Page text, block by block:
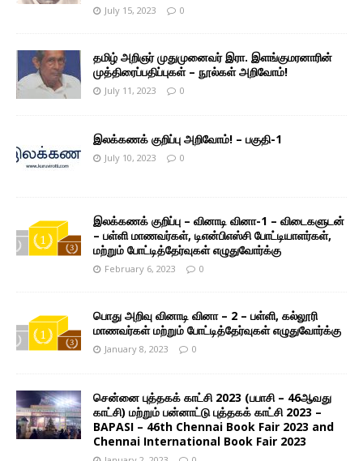
July 15, 2023 0
தமிழ் அறிஞர் முதுமுனைவர் இரா. இளங்குமரனாரின்
முத்திரைப்பதிப்புகள் – நூல்கள் அறிவோம்!
July 11, 2023 0
இலக்கணக் குறிப்பு அறிவோம்! – பகுதி-1
July 10, 2023 0
இலக்கணக் குறிப்பு – வினாடி வினா-1 – விடைகளுடன்
– பள்ளி மாணவர்கள், டிஎன்பிஎஸ்சி போட்டியாளர்கள்,
மற்றும் போட்டித்தேர்வுகள் எழுதுவோர்க்கு
February 6, 2023 0
பொது அறிவு வினாடி வினா – 2 – பள்ளி, கல்லூரி
மாணவர்கள் மற்றும் போட்டித்தேர்வுகள் எழுதுவோர்க்கு
January 8, 2023 0
சென்னை புத்தகக் காட்சி 2023 (பபாசி – 46ஆவது
காட்சி) மற்றும் பன்னாட்டு புத்தகக் காட்சி 2023 –
BAPASI – 46th Chennai Book Fair 2023 and
Chennai International Book Fair 2023